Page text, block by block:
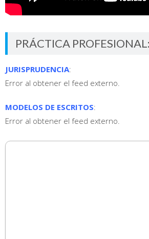
PRÁCTICA PROFESIONAL:
JURISPRUDENCIA:
Error al obtener el feed externo.
MODELOS DE ESCRITOS:
Error al obtener el feed externo.